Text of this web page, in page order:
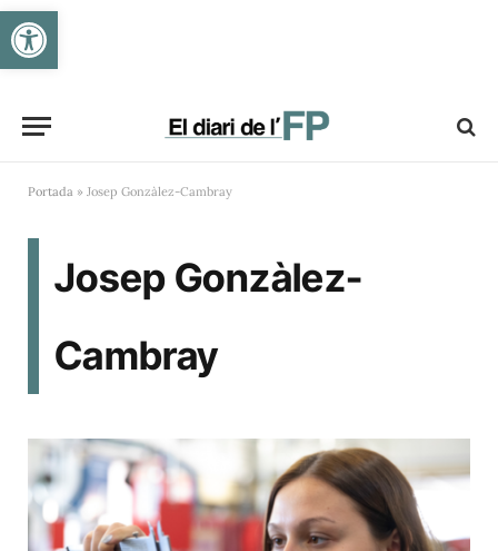
Obre la barra d'eines
Portada » Josep Gonzàlez-Cambray
Josep Gonzàlez-
Cambray